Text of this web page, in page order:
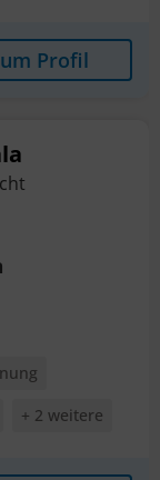
Profil
+ 2 weitere